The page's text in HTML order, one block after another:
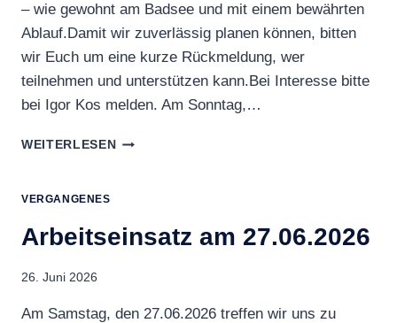
– wie gewohnt am Badsee und mit einem bewährten
Ablauf.Damit wir zuverlässig planen können, bitten
wir Euch um eine kurze Rückmeldung, wer
teilnehmen und unterstützen kann.Bei Interesse bitte
bei Igor Kos melden. Am Sonntag,…
WEITERLESENPRAXISTAG
VERGANGENES
Arbeitseinsatz am 27.06.2026
26. Juni 2026
Am Samstag, den 27.06.2026 treffen wir uns zu